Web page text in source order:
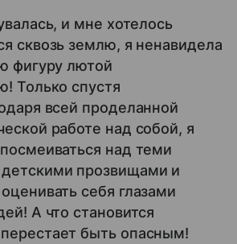
и мне хотелось
сквозь землю, я ненавидела
фигуру лютой
Только спустя
всей проделанной
работе над собой, я
над теми
прозвищами и
себя глазами
А что становится
быть опасным!